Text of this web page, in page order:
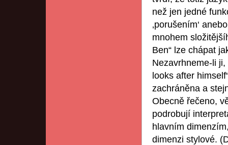
než jen jedné
‚porušením‘
mnohem
Ben“ lze chápat
Nezavrhneme-li
looks after
zachráněna a
Obecně řečeno,
podrobují
hlavním
dimenzi stylové.